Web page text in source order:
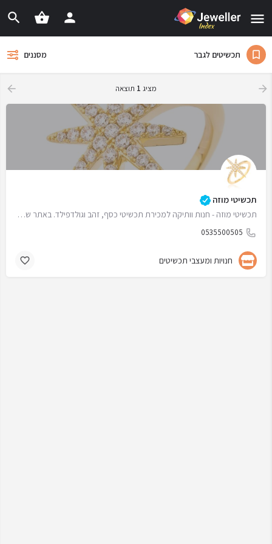
תכשיטים לגבר מסננים
מציג 1 תוצאה
תכשיטי מוזה
תכשיטי מוזה - חנות וותיקה למכירת תכשיטי כסף, זהב וגולדפילד. באתר שלנו תוכלו למצוא תכשיטי חריטה, תכשיטים…
0535500505
חנויות ומעצבי תכשיטים